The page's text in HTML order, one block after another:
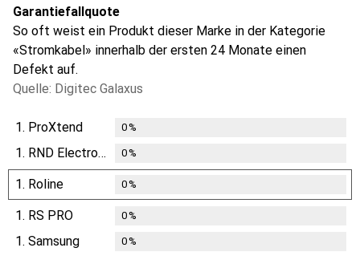
Garantiefallquote
So oft weist ein Produkt dieser Marke in der Kategorie
«Stromkabel» innerhalb der ersten 24 Monate einen
Defekt auf.
Quelle: Digitec Galaxus
1. ProXtend 0%
1. RND Electronics 0%
1. Roline 0%
1. RS PRO 0%
1. Samsung 0%